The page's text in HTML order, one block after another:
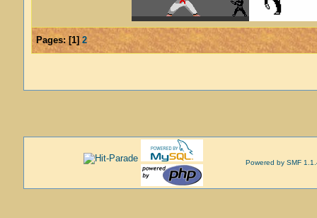
Pages:[1] 2
Powered by SMF